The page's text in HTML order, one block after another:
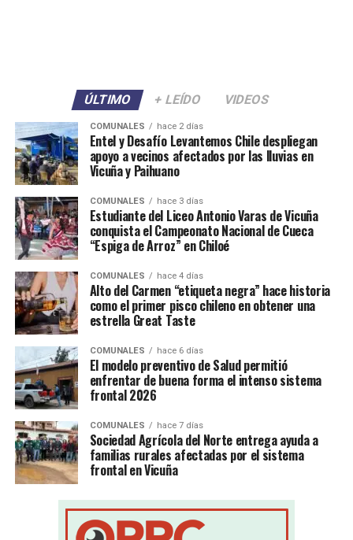
ÚLTIMO + LEÍDO VIDEOS
COMUNALES hace 2 días
Entel y Desafío Levantemos Chile despliegan
apoyo a vecinos afectados por las lluvias en
Vicuña y Paihuano
COMUNALES hace 3 días
Estudiante del Liceo Antonio Varas de Vicuña
conquista el Campeonato Nacional de Cueca
“Espiga de Arroz” en Chiloé
COMUNALES hace 4 días
Alto del Carmen “etiqueta negra” hace historia
como el primer pisco chileno en obtener una
estrella Great Taste
COMUNALES hace 6 días
El modelo preventivo de Salud permitió
enfrentar de buena forma el intenso sistema
frontal 2026
COMUNALES hace 7 días
Sociedad Agrícola del Norte entrega ayuda a
familias rurales afectadas por el sistema
frontal en Vicuña